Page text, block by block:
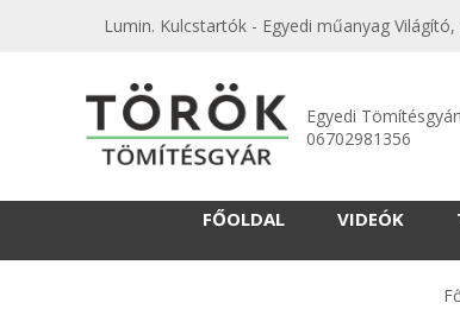
Lumin. Kulcstartók - Egyedi műanyag
Egyedi
06702981356
FŐOLDAL VIDEÓK